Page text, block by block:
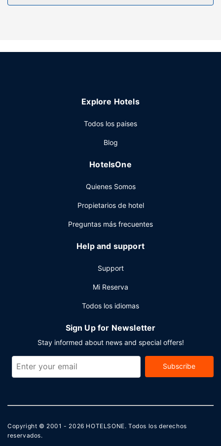
Explore Hotels
Todos los paises
Blog
HotelsOne
Quienes Somos
Propietarios de hotel
Preguntas más frecuentes
Help and support
Support
Mi Reserva
Todos los idiomas
Sign Up for Newsletter
Stay informed about news and special offers!
Subscribe
Copyright © 2001 - 2026 HOTELSONE. Todos los derechos
reservados.